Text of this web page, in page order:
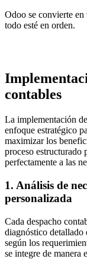
Odoo se convierte en
todo esté en orden.
contables
La implementación
enfoque estratégico
maximizar los
proceso estructurado
perfectamente a las
1. Análisis de
personalizada
Cada despacho
diagnóstico detallado
según los
se integre de manera